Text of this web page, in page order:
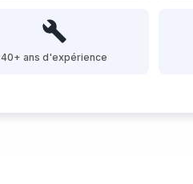
40+ ans d'expérience